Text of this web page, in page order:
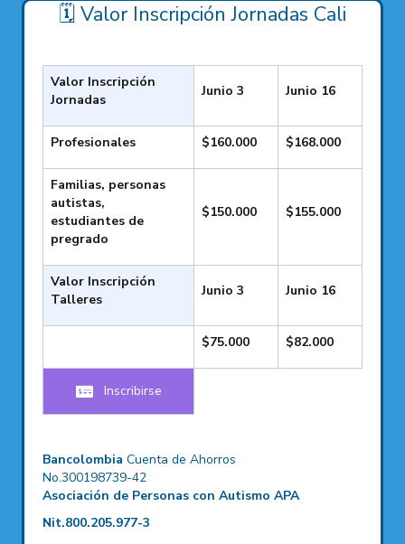
🗓️ Valor Inscripción Jornadas Cali
Valor Inscripción
Jornadas
Junio 3 Junio 16
Profesionales $160.000 $168.000
Familias, personas
autistas,
estudiantes de
pregrado
$150.000 $155.000
Valor Inscripción
Talleres
Junio 3 Junio 16
$75.000 $82.000
Inscribirse
Bancolombia Cuenta de Ahorros
No.300198739-42
Asociación de Personas con Autismo APA
Nit.800.205.977-3